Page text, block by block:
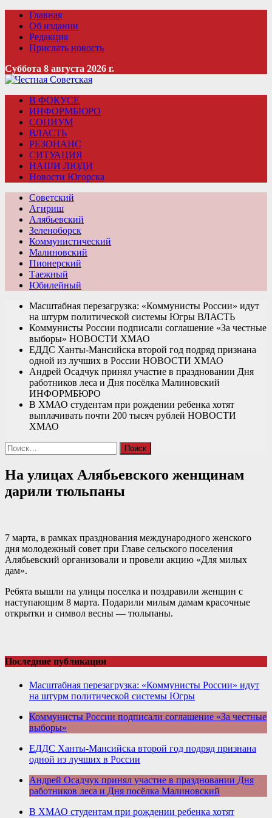
Главная
Об издании
Редакция
Прислать новость
Суббота 8 августа 2026 г.
В ФОКУСЕ
ИНФОРМБЮРО
СОЦИУМ
ВЛАСТЬ
РЕЗОНАНС
СИТУАЦИЯ
НАШИ ЛЮДИ
Новости Югорска
Советский
Агириш
Алябьевский
Зеленоборск
Коммунистический
Малиновский
Пионерский
Таежный
Юбилейный
Масштабная перезагрузка: «Коммунисты России» идут
на штурм политической системы Югры ВЛАСТЬ
Коммунисты России подписали соглашение «За честные
выборы» НОВОСТИ ХМАО
ЕДДС Ханты-Мансийска второй год подряд признана
одной из лучших в России НОВОСТИ ХМАО
Андрей Осадчук принял участие в праздновании Дня
работников леса и Дня посёлка Малиновский
ИНФОРМБЮРО
В ХМАО студентам при рождении ребенка хотят
выплачивать почти 200 тысяч рублей НОВОСТИ
ХМАО
Найти:
На улицах Алябьевского женщинам
дарили тюльпаны
7 марта, в рамках празднования международного женского
дня молодежный совет при Главе сельского поселения
Алябьевский организовали и провели акцию «Для милых
дам».
Ребята вышли на улицы поселка и поздравили женщин с
наступающим 8 марта. Подарили милым дамам красочные
открытки и символ весны — тюльпаны.
Последние публикации
Масштабная перезагрузка: «Коммунисты России» идут
на штурм политической системы Югры
Коммунисты России подписали соглашение «За честные
выборы»
ЕДДС Ханты-Мансийска второй год подряд признана
одной из лучших в России
Андрей Осадчук принял участие в праздновании Дня
работников леса и Дня посёлка Малиновский
В ХМАО студентам при рождении ребенка хотят